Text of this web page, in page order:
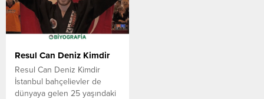
Resul Can Deniz Kimdir
Resul Can Deniz Kimdir
İstanbul bahçelievler de
dünyaya gelen 25 yaşındaki